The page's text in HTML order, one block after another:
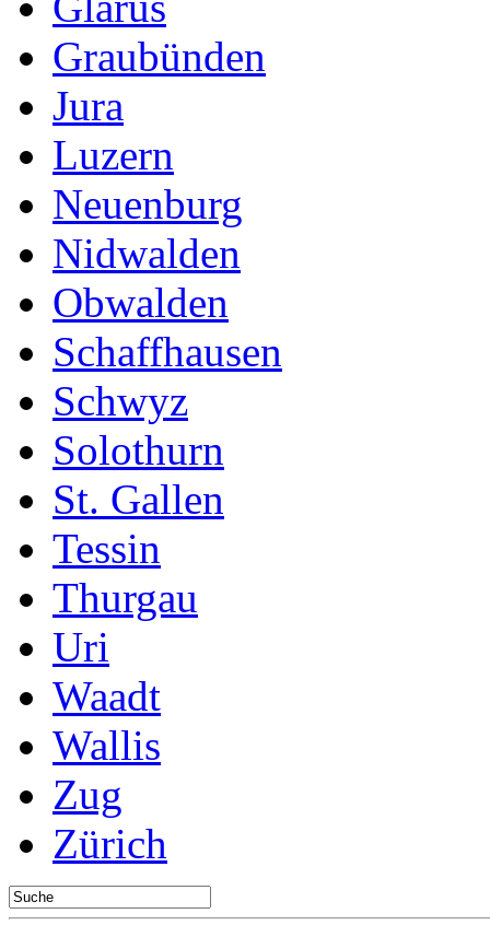
Graubünden
Jura
Luzern
Neuenburg
Nidwalden
Obwalden
Schaffhausen
Schwyz
Solothurn
St. Gallen
Tessin
Thurgau
Uri
Waadt
Wallis
Zug
Zürich